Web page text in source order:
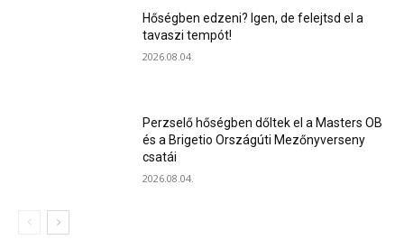
Hőségben edzeni? Igen, de felejtsd el a
tavaszi tempót!
2026.08.04.
Perzselő hőségben dőltek el a Masters OB
és a Brigetio Országúti Mezőnyverseny
csatái
2026.08.04.